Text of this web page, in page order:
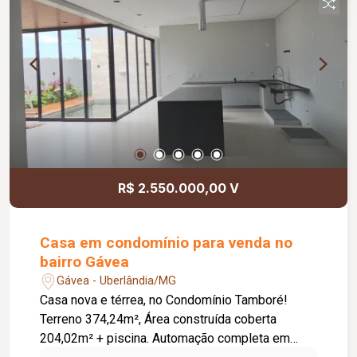
armazenamento, Tecnologia e Sustentabilidade:
Sistema de Automação Residencial, Energia
Fotovoltaica (Geração de energia), Aquecimento
Solar para piscina e chuveiros. Diferenciais:
Imóvel totalmente mobiliado com armários
planejados de alta qualidade em todos os
ambientes.
R$ 2.550.000,00 V
Casa em condomínio para venda no
bairro Gávea
Gávea - Uberlândia/MG
Casa nova e térrea, no Condomínio Tamboré!
Terreno 374,24m², Área construída coberta
204,02m² + piscina. Automação completa em